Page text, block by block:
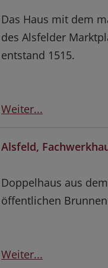
Das Haus mit dem
des Alsfelder
entstand 1515.
Weiter...
Alsfeld,
Doppelhaus aus
öffentlichen
Weiter...